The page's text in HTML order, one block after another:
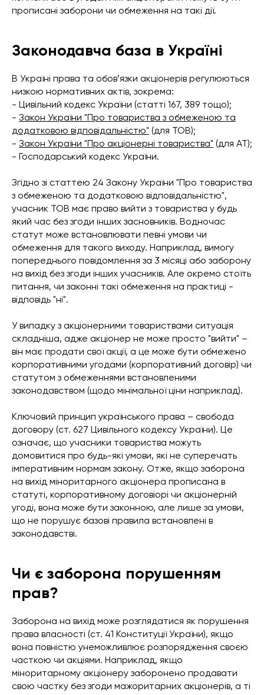
прописані заборони чи обмеження на такі дії.
Законодавча база в Україні
В Україні права та обов’язки акціонерів регулюються
низкою нормативних актів, зокрема:
- Цивільний кодекс України (статті 167, 389 тощо);
- Закон України "Про товариства з обмеженою та
додатковою відповідальністю" (для ТОВ);
- Закон України "Про акціонерні товариства" (для АТ);
- Господарський кодекс України.
Згідно зі статтею 24 Закону України "Про товариства
з обмеженою та додатковою відповідальністю",
учасник ТОВ має право вийти з товариства у будь
який час без згоди інших засновників. Водночас
статут може встановлювати певні умови чи
обмеження для такого виходу. Наприклад, вимогу
попереднього повідомлення за 3 місяці або заборону
на вихід без згоди інших учасників. Але окремо стоїть
питання, чи законні такі обмеження на практиці -
відповідь "ні".
У випадку з акціонерними товариствами ситуація
складніша, адже акціонер не може просто "вийти" –
він має продати свої акції, а це може бути обмежено
корпоративними угодами (корпоративний договір) чи
статутом з обмеженнями встановленими
законодавством (щодо мінімальної ціни наприклад).
Ключовий принцип українського права – свобода
договору (ст. 627 Цивільного кодексу України). Це
означає, що учасники товариства можуть
домовитися про будь-які умови, які не суперечать
імперативним нормам закону. Отже, якщо заборона
на вихід міноритарного акціонера прописана в
статуті, корпоративному договіорі чи акціонерній
угоді, вона може бути законною, але лише за умови,
що не порушує базові правила встановлені в
законодавстві.
Чи є заборона порушенням
прав?
Заборона на вихід може розглядатися як порушення
права власності (ст. 41 Конституції України), якщо
вона повністю унеможливлює розпорядження своєю
часткою чи акціями. Наприклад, якщо
міноритарному акціонеру заборонено продавати
свою частку без згоди мажоритарних акціонерів, а ті